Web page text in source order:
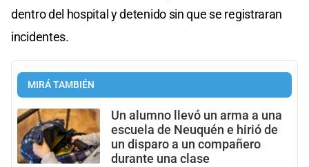
dentro del hospital y detenido sin que se registraran
incidentes.
MIRÁ TAMBIÉN
Un alumno llevó un arma a una
escuela de Neuquén e hirió de
un disparo a un compañero
durante una clase